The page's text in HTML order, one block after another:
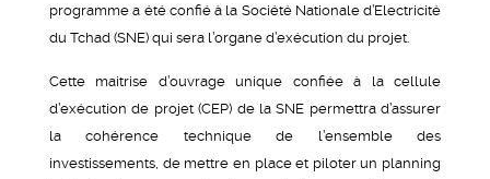
programme a été confié à la Société Nationale d’Electricité
du Tchad (SNE) qui sera l’organe d’exécution du projet.
Cette maitrise d’ouvrage unique confiée à la cellule
d’exécution de projet (CEP) de la SNE permettra d’assurer
la cohérence technique de l’ensemble des
investissements, de mettre en place et piloter un planning